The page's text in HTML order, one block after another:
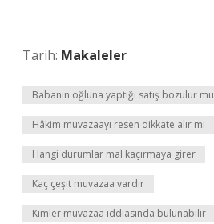
Tarih: Makaleler
Babanın oğluna yaptığı satış bozulur mu
Hâkim muvazaayı resen dikkate alır mı
Hangi durumlar mal kaçırmaya girer
Kaç çeşit muvazaa vardır
Kimler muvazaa iddiasında bulunabilir